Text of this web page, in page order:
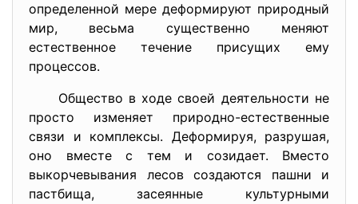
определенной мере деформируют природный
мир, весьма существенно меняют
естественное течение присущих ему
процессов.
Общество в ходе своей деятельности не
просто изменяет природно-естественные
связи и комплексы. Деформируя, разрушая,
оно вместе с тем и созидает. Вместо
выкорчевывания лесов создаются пашни и
пастбища, засеянные культурными